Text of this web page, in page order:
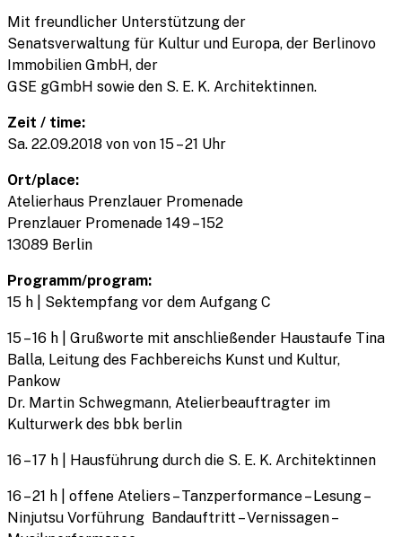
Mit freundlicher Unterstützung der
Senatsverwaltung für Kultur und Europa, der Berlinovo
Immobilien GmbH, der
GSE gGmbH sowie den S. E. K. Architektinnen.
Zeit / time:
Sa. 22.09.2018 von von 15 – 21 Uhr
Ort/place:
Atelierhaus Prenzlauer Promenade
Prenzlauer Promenade 149 – 152
13089 Berlin
Programm/program:
15 h | Sektempfang vor dem Aufgang C
15 – 16 h | Grußworte mit anschließender Haustaufe Tina
Balla, Leitung des Fachbereichs Kunst und Kultur,
Pankow
Dr. Martin Schwegmann, Atelierbeauftragter im
Kulturwerk des bbk berlin
16 – 17 h | Hausführung durch die S. E. K. Architektinnen
16 – 21 h | offene Ateliers – Tanzperformance – Lesung –
Ninjutsu Vorführung Bandauftritt – Vernissagen –